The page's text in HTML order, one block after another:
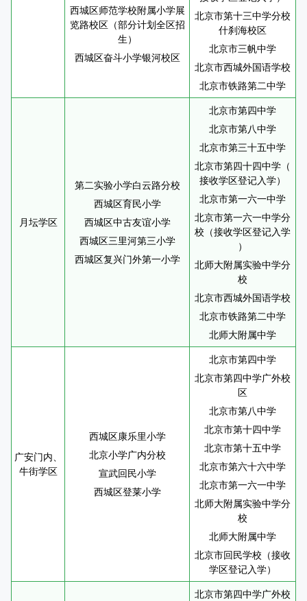
西城区师范学校附属小学展
览路校区（部分计划全区招
生）
西城区奋斗小学银河校区
北京市第十三中学分校
什刹海校区
北京市三帆中学
北京市西城外国语学校
北京市铁路第二中学
月坛学区
第二实验小学白云路分校
西城区育民小学
西城区中古友谊小学
西城区三里河第三小学
西城区复兴门外第一小学
北京市第四中学
北京市第八中学
北京市第三十五中学
北京市第四十四中学（
接收学区登记入学）
北京市第一六一中学
北京市第一六一中学分
校（接收学区登记入学
）
北师大附属实验中学分
校
北京市西城外国语学校
北京市铁路第二中学
北师大附属中学
广安门内、
牛街学区
西城区康乐里小学
北京小学广内分校
宣武回民小学
西城区登莱小学
北京市第四中学
北京市第四中学广外校
区
北京市第八中学
北京市第十四中学
北京市第十五中学
北京市第六十六中学
北京市第一六一中学
北师大附属实验中学分
校
北师大附属中学
北京市回民学校（接收
学区登记入学）
北京市第四中学广外校